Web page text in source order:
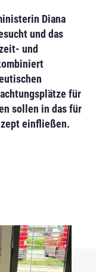
Diana
und das
und
für
sollen in das für
einfließen.